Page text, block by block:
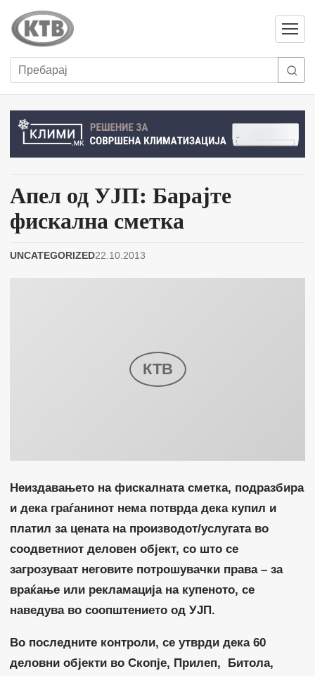
Отвори
мени
Пребарај
Апел од УЈП: Барајте
фискална сметка
UNCATEGORIZED22.10.2013
Неиздавањето на фискалната сметка, подразбира
и дека граѓанинот нема потврда дека купил и
платил за цената на производот/услугата во
соодветниот деловен објект, со што се
загрозуваат неговите потрошувачки права – за
враќање или рекламација на купеното, се
наведува во соопштението од УЈП.
Во последните контроли, се утврди дека 60
деловни објекти во Скопје, Прилеп, Битола,